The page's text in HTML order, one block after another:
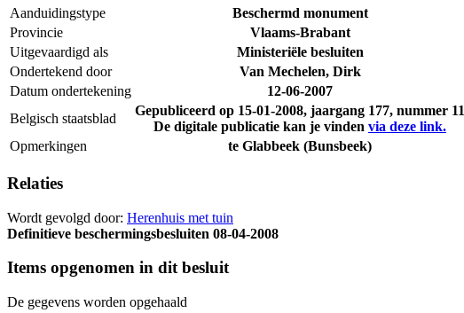
Aanduidingstype
Beschermd monument
Provincie
Vlaams-Brabant
Uitgevaardigd als
Ministeriële besluiten
Ondertekend door
Van Mechelen, Dirk
Datum ondertekening
12-06-2007
Belgisch staatsblad
Gepubliceerd op 15-01-2008, jaargang 177, nummer 11
De digitale publicatie kan je vinden via deze link.
Opmerkingen
te Glabbeek (Bunsbeek)
Relaties
Wordt gevolgd door: Herenhuis met tuin
Definitieve beschermingsbesluiten 08-04-2008
Items opgenomen in dit besluit
De gegevens worden opgehaald